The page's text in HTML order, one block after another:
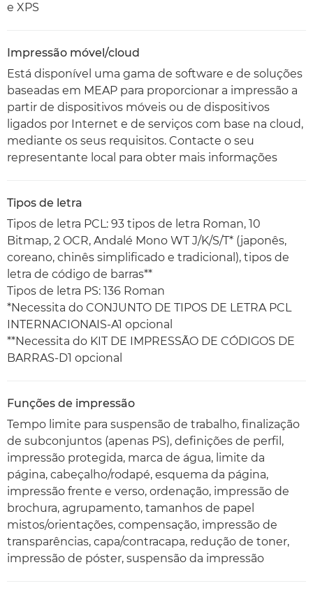
e XPS
Impressão móvel/cloud
Está disponível uma gama de software e de soluções
baseadas em MEAP para proporcionar a impressão a
partir de dispositivos móveis ou de dispositivos
ligados por Internet e de serviços com base na cloud,
mediante os seus requisitos. Contacte o seu
representante local para obter mais informações
Tipos de letra
Tipos de letra PCL: 93 tipos de letra Roman, 10
Bitmap, 2 OCR, Andalé Mono WT J/K/S/T* (japonês,
coreano, chinês simplificado e tradicional), tipos de
letra de código de barras**
Tipos de letra PS: 136 Roman
*Necessita do CONJUNTO DE TIPOS DE LETRA PCL
INTERNACIONAIS-A1 opcional
**Necessita do KIT DE IMPRESSÃO DE CÓDIGOS DE
BARRAS-D1 opcional
Funções de impressão
Tempo limite para suspensão de trabalho, finalização
de subconjuntos (apenas PS), definições de perfil,
impressão protegida, marca de água, limite da
página, cabeçalho/rodapé, esquema da página,
impressão frente e verso, ordenação, impressão de
brochura, agrupamento, tamanhos de papel
mistos/orientações, compensação, impressão de
transparências, capa/contracapa, redução de toner,
impressão de póster, suspensão da impressão